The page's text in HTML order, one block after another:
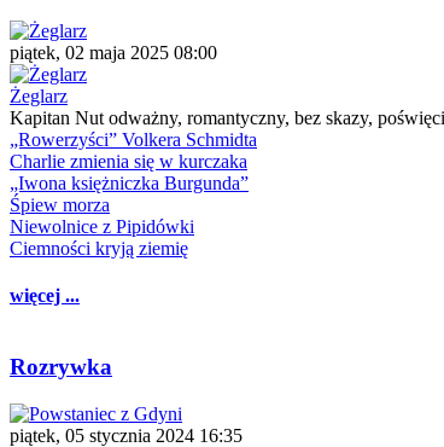
piątek, 02 maja 2025 08:00
Żeglarz
Kapitan Nut odważny, romantyczny, bez skazy,
„Rowerzyści” Volkera Schmidta
Charlie zmienia się w kurczaka
„Iwona księżniczka Burgunda”
Śpiew morza
Niewolnice z Pipidówki
Ciemności kryją ziemię
więcej ...
Rozrywka
piątek, 05 stycznia 2024 16:35